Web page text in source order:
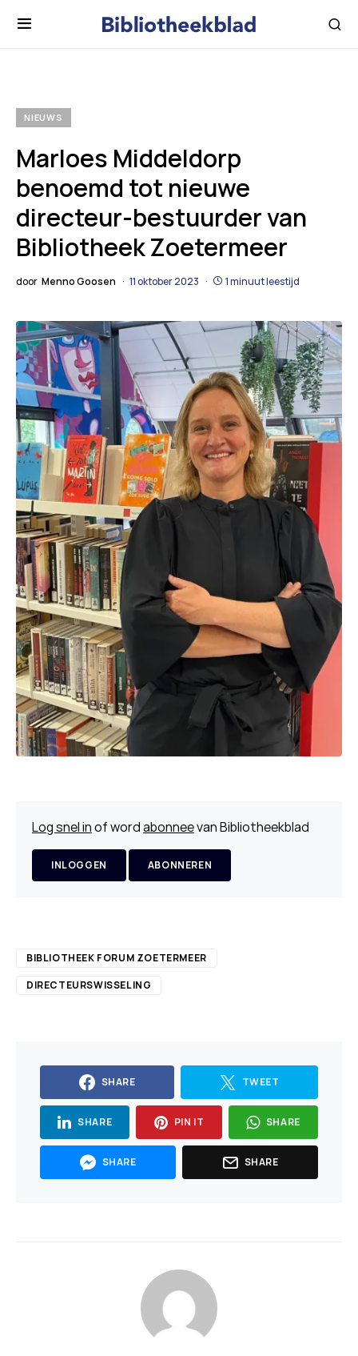
NIEUWS
Marloes Middeldorp
benoemd tot nieuwe
directeur-bestuurder van
Bibliotheek Zoetermeer
door Menno Goosen 11 oktober 2023 1 minuut leestijd
Log snel inof wordabonneevan Bibliotheekblad
INLOGGEN ABONNEREN
BIBLIOTHEEK FORUM ZOETERMEER
DIRECTEURSWISSELING
SHARE TWEET
SHARE PIN IT SHARE
SHARE SHARE